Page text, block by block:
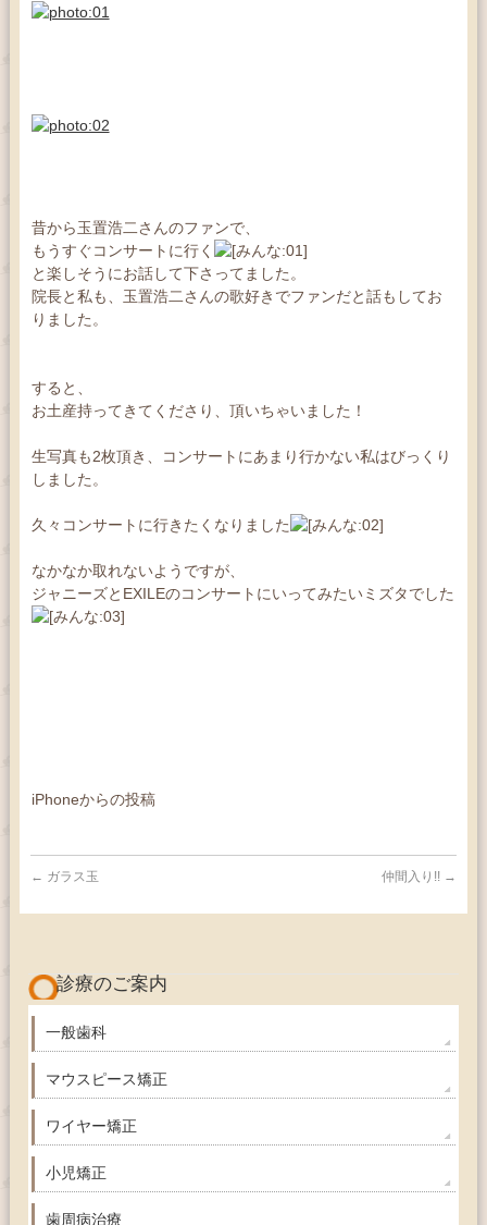
昔から玉置浩二さんのファンで、
もうすぐコンサートに行く
と楽しそうにお話して下さってました。
院長と私も、玉置浩二さんの歌好きでファンだと話もしてお
りました。
すると、
お土産持ってきてくださり、頂いちゃいました！
生写真も2枚頂き、コンサートにあまり行かない私はびっくり
しました。
久々コンサートに行きたくなりました
なかなか取れないようですが、
ジャニーズとEXILEのコンサートにいってみたいミズタでした
iPhoneからの投稿
← ガラス玉 仲間入り!! →
診療のご案内
一般歯科
マウスピース矯正
ワイヤー矯正
小児矯正
歯周病治療